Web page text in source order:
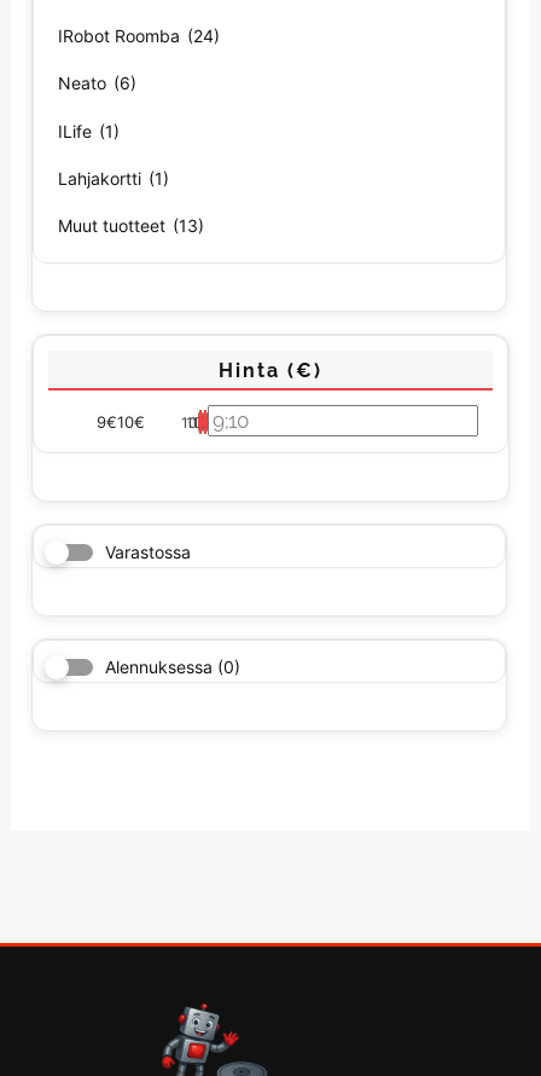
IRobot Roomba (24)
Neato (6)
ILife (1)
Lahjakortti (1)
Muut tuotteet (13)
Hinta (€)
9€10€ 9
9
10
10
10
Varastossa
Alennuksessa (0)